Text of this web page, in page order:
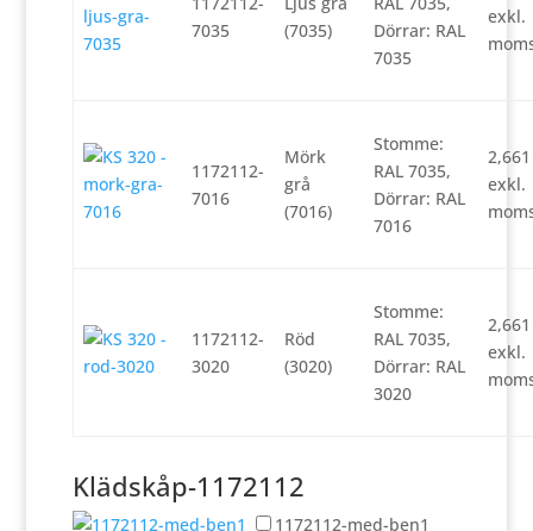
7035
(7035)
Dörrar: RAL
7035
exkl.
1172112-
7016
Mörk
grå
(7016)
Stomme:
RAL 7035,
Dörrar: RAL
7016
exkl.
1172112-
3020
Röd
(3020)
Stomme:
RAL 7035,
Dörrar: RAL
3020
exkl.
Klädskåp-1172112
1172112-med-ben1